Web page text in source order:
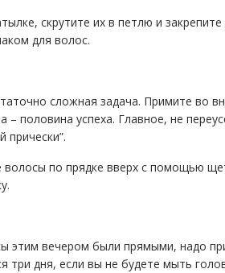
скрутите их в петлю и
для волос.
сложная задача. Примите во
– половина успеха. Главное, не
прически”.
волосы по прядке вверх с помощью
этим вечером были прямыми, надо
три дня, если вы не будете мыть